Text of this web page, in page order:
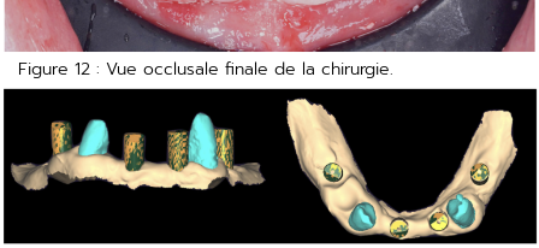
Figure 12 : Vue occlusale finale de la chirurgie.